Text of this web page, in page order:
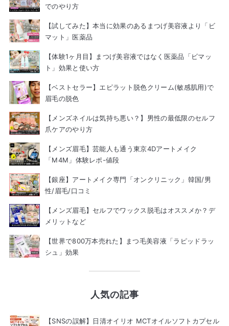
でのやり方
【試してみた】本当に効果のあるまつげ美容液より「ビ
マット」医薬品
【体験1ヶ月目】まつげ美容液ではなく医薬品「ビマッ
ト」効果と使い方
【ベストセラー】エピラット脱色クリーム(敏感肌用)で
眉毛の脱色
【メンズネイルは気持ち悪い？】男性の最低限のセルフ
爪ケアのやり方
【メンズ眉毛】芸能人も通う東京4Dアートメイク
「M4M」体験レポ-値段
【銀座】アートメイク専門「オンクリニック」韓国/男
性/眉毛/口コミ
【メンズ眉毛】セルフでワックス脱毛はオススメか？デ
メリットなど
【世界で800万本売れた】まつ毛美容液「ラピッドラッ
シュ」効果
人気の記事
【SNSの誤解】日清オイリオ MCTオイルソフトカプセル